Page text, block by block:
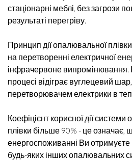
стаціонарні меблі, без загрози
результаті перегріву.
Принцип дії опалювальної
на перетворенні електричної
інфрачервоне випромінювання.
процесі відіграє вуглецевий
перетворювачем електрики в
Коефіцієнт корисної дії системи
плівки більше 90% - це означає,
енергоспоживанні Ви отримуєте
будь-яких інших опалювальних